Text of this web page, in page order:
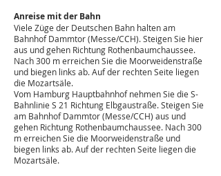
Anreise mit der Bahn
Viele Züge der Deutschen Bahn halten am
Bahnhof Dammtor (Messe/CCH). Steigen Sie hier
aus und gehen Richtung Rothenbaumchaussee.
Nach 300 m erreichen Sie die Moorweidenstraße
und biegen links ab. Auf der rechten Seite liegen
die Mozartsäle.
Vom Hamburg Hauptbahnhof nehmen Sie die S-
Bahnlinie S 21 Richtung Elbgaustraße. Steigen Sie
am Bahnhof Dammtor (Messe/CCH) aus und
gehen Richtung Rothenbaumchaussee. Nach 300
m erreichen Sie die Moorweidenstraße und
biegen links ab. Auf der rechten Seite liegen die
Mozartsäle.